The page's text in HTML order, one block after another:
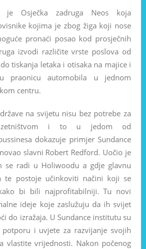
je Osječka zadruga Neos koja
kojima je zbog žiga koji nose
pronaći posao kod prosječnih
izvodi različite vrste poslova od
tiskanja letaka i otisaka na majice i
praonicu automobila u jednom
centru.
na svijetu nisu bez potrebe za
i to u jedom od
dokazuje primjer Sundance
slavni Robert Redford. Uočio je
se radi u Holiwoodu a gdje glavnu
te postoje učinkoviti načini koji se
bi bili najprofitabilniji. Tu novi
ideje koje zaslužuju da ih svijet
do izražaja. U Sundance institutu su
i uvjete za razvijanje svojih
vlastite vrijednosti. Nakon počenog